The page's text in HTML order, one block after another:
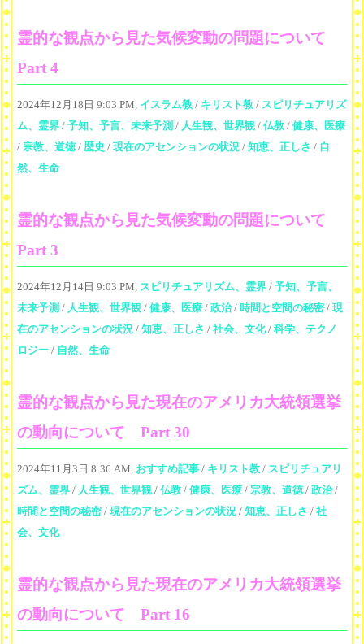
霊的な観点から見た気候変動の問題について
Part 4
2024年12月18日 9:03 PM, イスラム教 / キリスト教 / スピリチュアリズ
ム、霊界 / 予知、予言、未来予測 / 人生観、世界観 / 仏教 / 健康、医療
/ 宗教、道徳/ 歴史 / 現在のアセンションの状況 / 知恵、正しさ / 自
然、生命
霊的な観点から見た気候変動の問題について
Part 3
2024年12月14日 9:03 PM, スピリチュアリズム、霊界 / 予知、予言、
未来予測 / 人生観、世界観 / 健康、医療 / 政治/ 時間と空間の秘密/ 現
在のアセンションの状況 / 知恵、正しさ / 社会、文化/ 科学、テクノ
ロジー / 自然、生命
霊的な観点から見た現在のアメリカ大統領選挙
の動向について Part 30
2024年11月3日 8:36 AM, おすすめ記事 / キリスト教 / スピリチュアリ
ズム、霊界 / 人生観、世界観 / 仏教 / 健康、医療 / 宗教、道徳/ 政治/
時間と空間の秘密/ 現在のアセンションの状況 / 知恵、正しさ / 社
会、文化
霊的な観点から見た現在のアメリカ大統領選挙
の動向について Part 16